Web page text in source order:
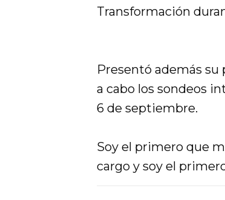
Transformación
Presentó además su
a cabo los sondeos
6 de septiembre.
Soy el primero que
cargo y soy el